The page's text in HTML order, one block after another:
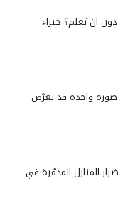
أن تعلم؟ خبراء
واحدة قد تعرّض
المنازل المدمّرة في